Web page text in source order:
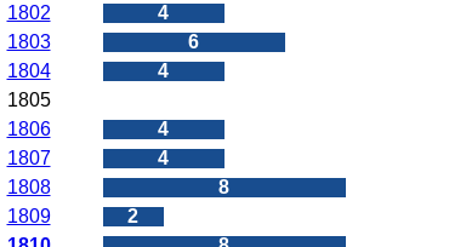
1802
4
1803
6
1804
4
1805
1806
4
1807
4
1808
8
1809
2